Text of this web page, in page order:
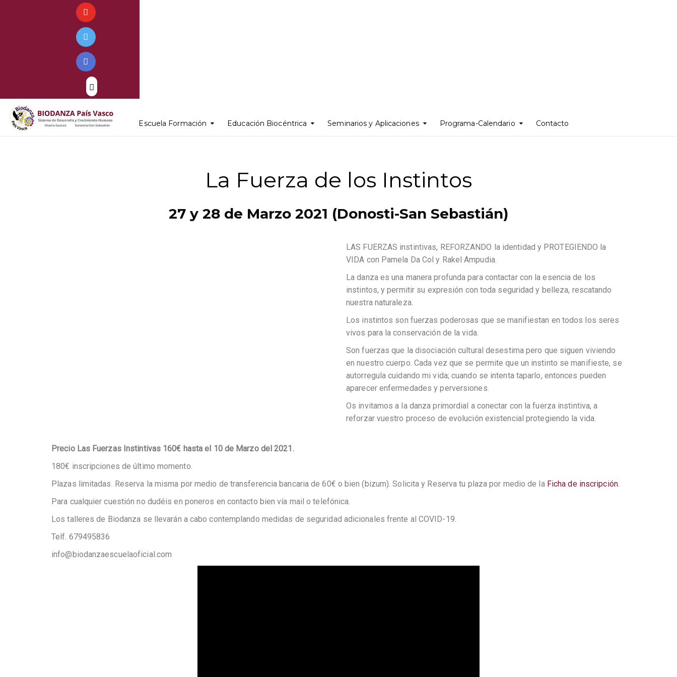
Escuela Formación Educación Biocéntrica Seminarios y Aplicaciones Programa-Calendario Contacto
La Fuerza de los Instintos
27 y 28 de Marzo 2021 (Donosti-San Sebastián)
LAS FUERZAS instintivas, REFORZANDO la identidad y PROTEGIENDO la
VIDA con Pamela Da Col y Rakel Ampudia.
La danza es una manera profunda para contactar con la esencia de los
instintos, y permitir su expresión con toda seguridad y belleza, rescatando
nuestra naturaleza.
Los instintos son fuerzas poderosas que se manifiestan en todos los seres
vivos para la conservación de la vida.
Son fuerzas que la disociación cultural desestima pero que siguen viviendo
en nuestro cuerpo. Cada vez que se permite que un instinto se manifieste, se
autorregula cuidando mi vida; cuando se intenta taparlo, entonces pueden
aparecer enfermedades y perversiones.
Os invitamos a la danza primordial a conectar con la fuerza instintiva, a
reforzar vuestro proceso de evolución existencial protegiendo la vida.
Precio Las Fuerzas Instintivas 160€ hasta el 10 de Marzo del 2021.
180€ inscripciones de último momento.
Plazas limitadas. Reserva la misma por medio de transferencia bancaria de 60€ o bien (bizum). Solicita y Reserva tu plaza por medio de la Ficha de inscripción.
Para cualquier cuestión no dudéis en poneros en contacto bien vía mail o telefónica.
Los talleres de Biodanza se llevarán a cabo contemplando medidas de seguridad adicionales frente al COVID-19.
Telf. 679495836
info@biodanzaescuelaoficial.com